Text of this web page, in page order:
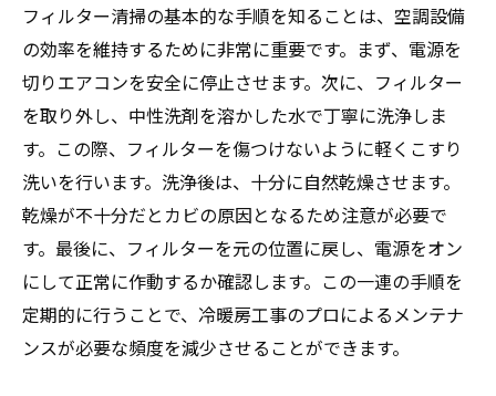
フィルター清掃の基本的な手順を知ることは、空調設備
の効率を維持するために非常に重要です。まず、電源を
切りエアコンを安全に停止させます。次に、フィルター
を取り外し、中性洗剤を溶かした水で丁寧に洗浄しま
す。この際、フィルターを傷つけないように軽くこすり
洗いを行います。洗浄後は、十分に自然乾燥させます。
乾燥が不十分だとカビの原因となるため注意が必要で
す。最後に、フィルターを元の位置に戻し、電源をオン
にして正常に作動するか確認します。この一連の手順を
定期的に行うことで、冷暖房工事のプロによるメンテナ
ンスが必要な頻度を減少させることができます。